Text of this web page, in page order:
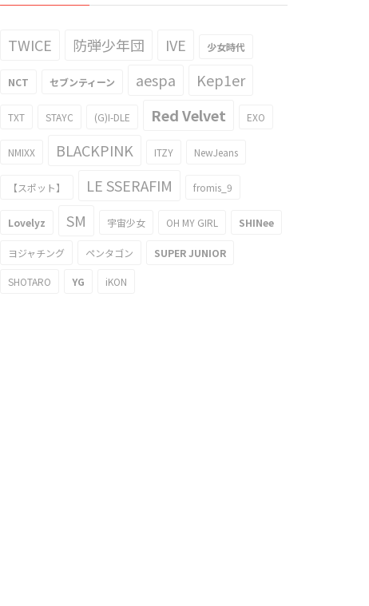
TWICE 防弾少年団 IVE 少女時代
NCT セブンティーン aespa Kep1er
TXT STAYC (G)I-DLE Red Velvet EXO
NMIXX BLACKPINK ITZY NewJeans
【スポット】 LE SSERAFIM fromis_9
Lovelyz SM 宇宙少女 OH MY GIRL SHINee
ヨジャチング ペンタゴン SUPER JUNIOR
SHOTARO YG iKON